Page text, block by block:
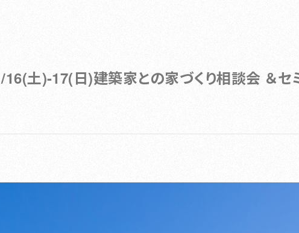
土)-17(日)建築家との家づくり相談会 ＆セ